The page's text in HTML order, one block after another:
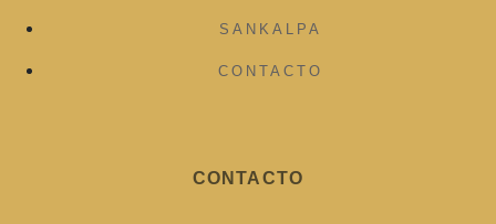
SANKALPA
CONTACTO
CONTACTO